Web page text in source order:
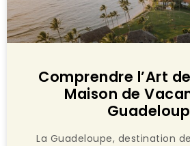
Comprendre l’Art
Maison de
La Guadeloupe, destination